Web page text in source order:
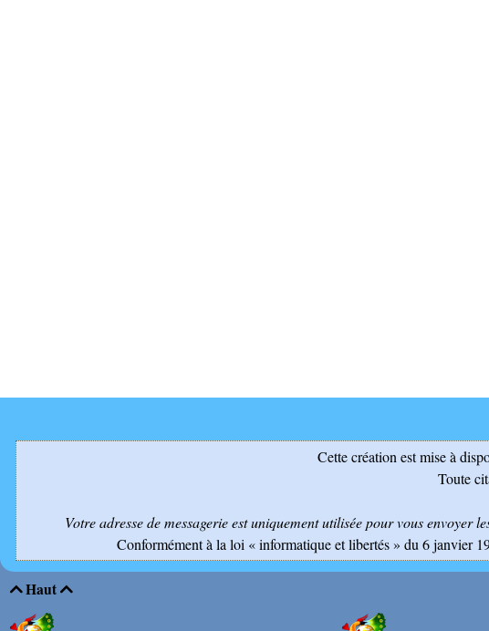
Cette création est mise à
Toute
Votre adresse de messagerie est uniquement utilisée pour vous envoyer
Conformément à la loi « informatique et libertés » du 6 janvier
Haut 